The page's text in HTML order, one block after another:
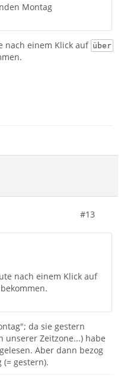
Montag
nach einem Klick auf über
#13
nach einem Klick auf
da sie gestern
unserer Zeitzone...) habe
Aber dann bezog
gestern).